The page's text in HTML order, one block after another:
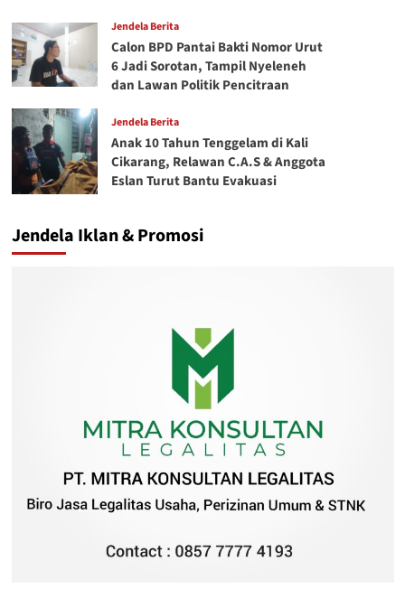
Jendela Berita
Calon BPD Pantai Bakti Nomor Urut
6 Jadi Sorotan, Tampil Nyeleneh
dan Lawan Politik Pencitraan
Jendela Berita
Anak 10 Tahun Tenggelam di Kali
Cikarang, Relawan C.A.S & Anggota
Eslan Turut Bantu Evakuasi
Jendela Iklan & Promosi